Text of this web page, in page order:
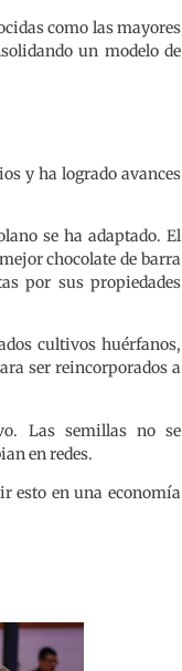
como las mayores
un modelo de
y ha logrado avances
se ha adaptado. El
chocolate de barra
por sus propiedades
cultivos huérfanos,
ser reincorporados a
Las semillas no se
en redes.
esto en una economía